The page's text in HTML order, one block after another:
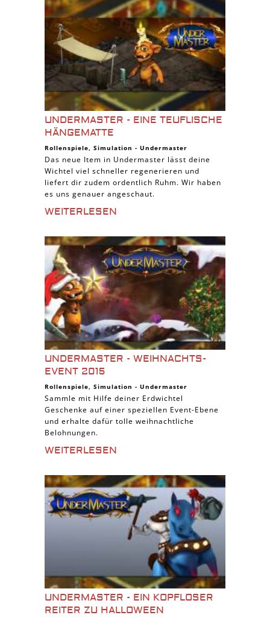
UNDERMASTER - EINE TEUFLISCHE
HÄNGEMATTE
Rollenspiele, Simulation - Undermaster
Das neue Item in Undermaster lässt deine
Wichtel viel schneller regenerieren und
liefert dir zudem ordentlich Ruhm. Wir haben
es uns genauer angeschaut.
WEITERLESEN
UNDERMASTER - WEIHNACHTS-
EVENT 2015
Rollenspiele, Simulation - Undermaster
Sammle mit Hilfe deiner Erdwichtel
Geschenke auf einer speziellen Event-Ebene
und erhalte dafür tolle weihnachtliche
Belohnungen.
WEITERLESEN
UNDERMASTER - EIN KOPFLOSER
REITER ZU HALLOWEEN